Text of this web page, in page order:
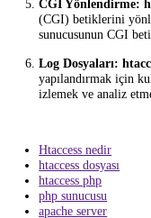
URL'sini yeniden
web sitesi
etmesine ve
yürütmesine
Erişim Kontrolü:
kısıtlamak için
MIME Türleri:
türlerini
belirli dosya